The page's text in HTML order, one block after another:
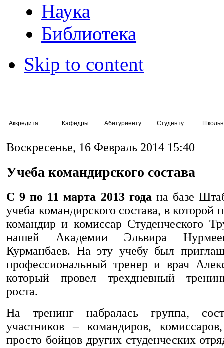
Наука
Библиотека
Skip to content
Кафедры Абитуриенту Студенту
Воскресенье, 16 Февраль 2014 15:40
Учеба командирского состава
С 9 по 11 марта 2013 года на базе
учеба командирского состава, в которой
командир и комиссар Студенческого
нашей Академии Эльвира
Курманбаев. На эту учебу был
профессиональный тренер и врач
который провел трехдневный
роста.
На тренинг набралась группа,
участников – командиров,
просто бойцов других студенческих